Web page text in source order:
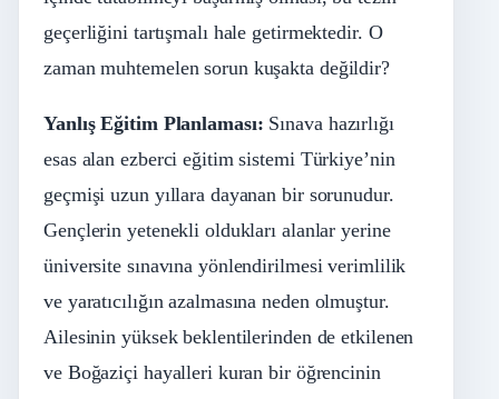
geçerliğini tartışmalı hale getirmektedir. O
zaman muhtemelen sorun kuşakta değildir?
Yanlış Eğitim Planlaması: Sınava hazırlığı
esas alan ezberci eğitim sistemi Türkiye’nin
geçmişi uzun yıllara dayanan bir sorunudur.
Gençlerin yetenekli oldukları alanlar yerine
üniversite sınavına yönlendirilmesi verimlilik
ve yaratıcılığın azalmasına neden olmuştur.
Ailesinin yüksek beklentilerinden de etkilenen
ve Boğaziçi hayalleri kuran bir öğrencinin